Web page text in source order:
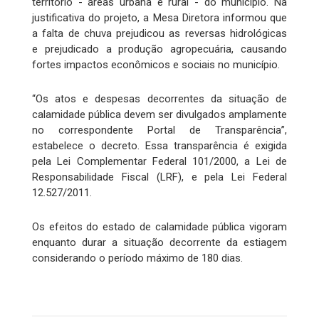
justificativa do projeto, a Mesa Diretora informou que
a falta de chuva prejudicou as reversas hidrológicas
e prejudicado a produção agropecuária, causando
fortes impactos econômicos e sociais no município.
“Os atos e despesas decorrentes da situação de
calamidade pública devem ser divulgados amplamente
no correspondente Portal de Transparência”,
estabelece o decreto. Essa transparência é exigida
pela Lei Complementar Federal 101/2000, a Lei de
Responsabilidade Fiscal (LRF), e pela Lei Federal
12.527/2011.
Os efeitos do estado de calamidade pública vigoram
enquanto durar a situação decorrente da estiagem
considerando o período máximo de 180 dias.